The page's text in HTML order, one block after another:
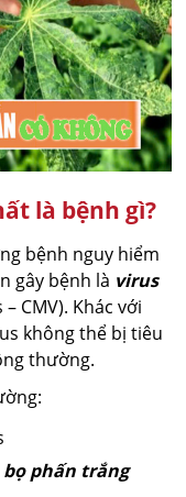
là bệnh gì?
bệnh nguy hiểm
gây bệnh là virus
CMV). Khác với
không thể bị tiêu
thường.
bọ phấn trắng